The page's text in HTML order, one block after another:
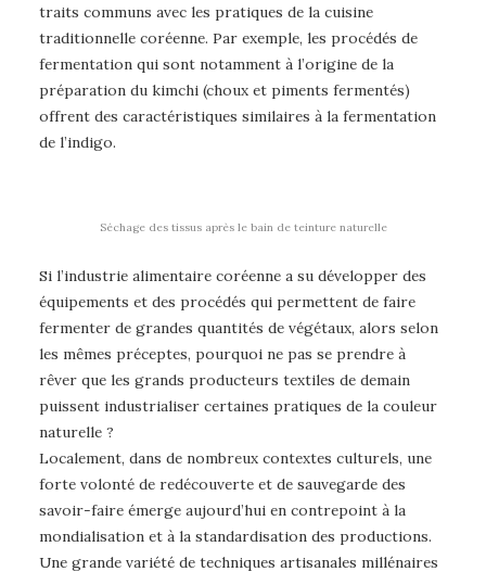
traits communs avec les pratiques de la cuisine
traditionnelle coréenne. Par exemple, les procédés de
fermentation qui sont notamment à l’origine de la
préparation du kimchi (choux et piments fermentés)
offrent des caractéristiques similaires à la fermentation
de l’indigo.
Séchage des tissus après le bain de teinture naturelle
Si l’industrie alimentaire coréenne a su développer des
équipements et des procédés qui permettent de faire
fermenter de grandes quantités de végétaux, alors selon
les mêmes préceptes, pourquoi ne pas se prendre à
rêver que les grands producteurs textiles de demain
puissent industrialiser certaines pratiques de la couleur
naturelle ?
Localement, dans de nombreux contextes culturels, une
forte volonté de redécouverte et de sauvegarde des
savoir-faire émerge aujourd’hui en contrepoint à la
mondialisation et à la standardisation des productions.
Une grande variété de techniques artisanales millénaires